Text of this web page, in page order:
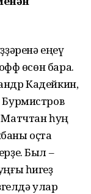
еңеү
өсөн бара.
Кадейкин,
һуң
оҫта
Был –
һигеҙ
улар